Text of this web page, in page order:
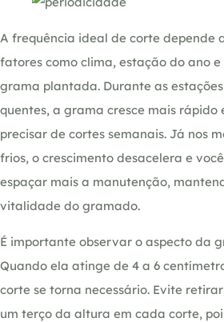
A frequência ideal de corte depende
fatores como clima, estação do ano
grama plantada. Durante as
quentes, a grama cresce mais rápido
precisar de cortes semanais. Já nos
frios, o crescimento desacelera e
espaçar mais a manutenção,
vitalidade do gramado.
É importante observar o aspecto da
Quando ela atinge de 4 a 6
corte se torna necessário. Evite
um terço da altura em cada corte,